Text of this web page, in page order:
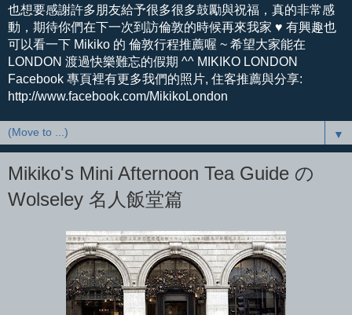
也想要感謝許多朋友給予很多很多鼓勵與祝福，真的非常感
動，期待你們在下一次到訪倫敦的時候再來我家 ♥ 有興趣也
可以看一下 Mikiko 的 倫敦行程推薦喔 ~ 希望大家能在
LONDON 渡過快樂難忘的假期 ^^ MIKIKO LONDON
Facebook 專頁裡有更多我們的照片, 住客推薦與分享:
http://www.facebook.com/MikikoLondon
▼
Mikiko's Mini Afternoon Tea Guide の
Wolseley 名人飯堂篇